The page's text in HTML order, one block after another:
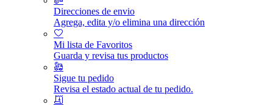
Direcciones de envio
Agrega, edita y/o elimina una dirección
Mi lista de Favoritos
Guarda y revisa tus productos
Sigue tu pedido
Revisa el estado actual de tu pedido.